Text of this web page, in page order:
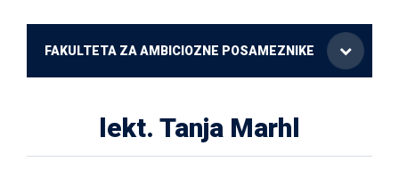
FAKULTETA ZA AMBICIOZNE POSAMEZNIKE
lekt. Tanja Marhl